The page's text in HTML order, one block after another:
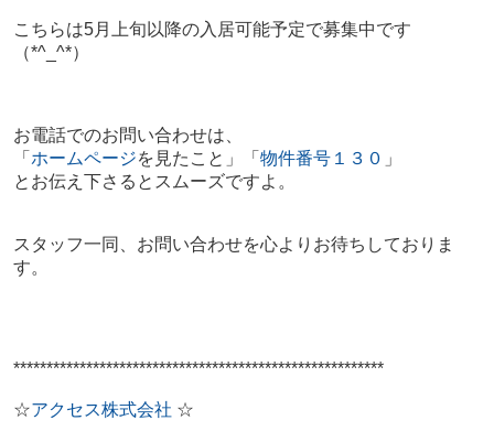
こちらは5月上旬以降の入居可能予定で募集中です
（*^_^*）
お電話でのお問い合わせは、
「 ホームページを見たこと」「 物件番号１３０ 」
とお伝え下さるとスムーズですよ。
スタッフ一同、お問い合わせを心よりお待ちしておりま
す。
********************************************************
☆アクセス株式会社 ☆